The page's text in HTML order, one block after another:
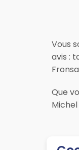
Vous
avis :
Que